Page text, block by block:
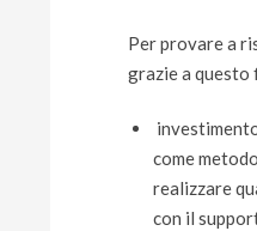
Per provare a
grazie a questo
come
realizzare
con il